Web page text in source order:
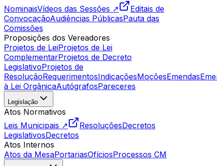
NominaisVídeos das Sessões ↗
Editais de
ConvocaçãoAudiências PúblicasPauta das
Comissões
Proposições dos Vereadores
Projetos de LeiProjetos de Lei
ComplementarProjetos de Decreto
LegislativoProjetos de
ResoluçãoRequerimentosIndicaçõesMoçõesEmendas
à Lei OrgânicaAutógrafosPareceres
Legislação
Atos Normativos
Leis Municipais ↗
ResoluçõesDecretos
LegislativosDecretos
Atos Internos
Atos da MesaPortariasOfíciosProcessos CM